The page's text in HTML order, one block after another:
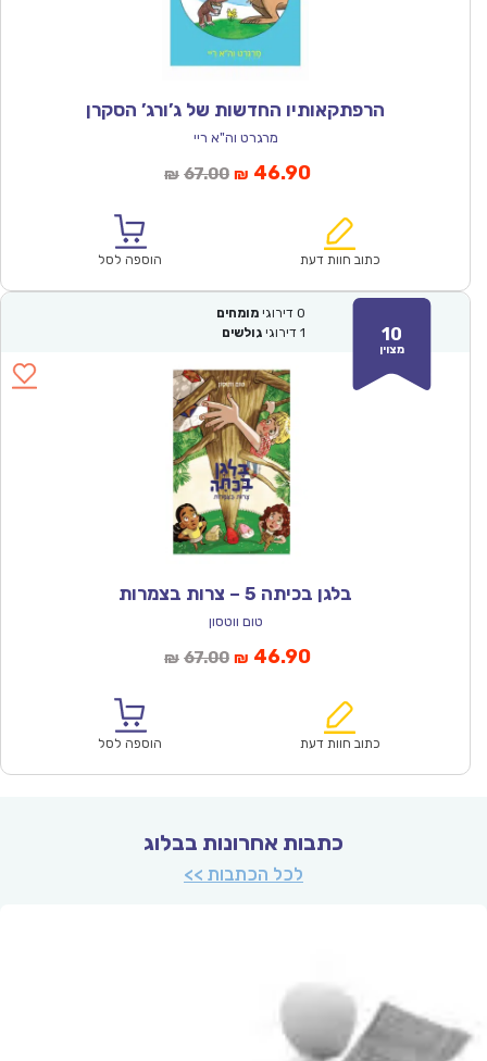
הרפתקאותיו החדשות של ג’ורג’ הסקרן
מרגרט וה"א ריי
₪ 67.00המחיר
₪67.00.
₪ 46.90המחיר
הוא:
כתוב חוות דעת הוספה לסל
10
מצוין
0 דירוגי מומחים
1 דירוגי גולשים
בלגן בכיתה 5 – צרות בצמרות
טום ווטסון
₪ 67.00המחיר
₪67.00.
₪ 46.90המחיר
הוא:
כתוב חוות דעת הוספה לסל
כתבות אחרונות בבלוג
לכל הכתבות >>